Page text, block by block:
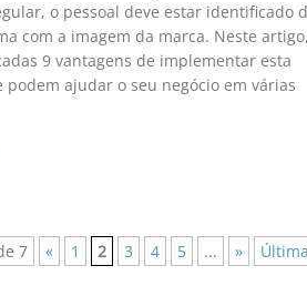
o pessoal deve estar identificado
com a imagem da marca. Neste artigo,
9 vantagens de implementar esta
podem ajudar o seu negócio em várias
7 « 1 2 3 4 5 ... »